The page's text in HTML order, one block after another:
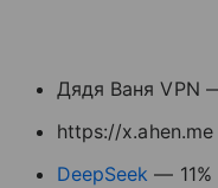
Дядя Ваня VPN
https://x.ahen.me
DeepSeek — 11%